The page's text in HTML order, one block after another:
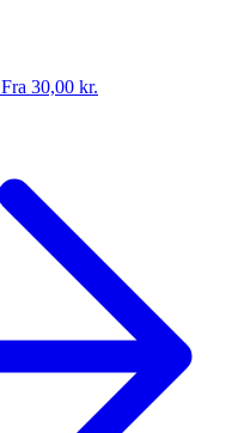
Fra 30,00 kr.